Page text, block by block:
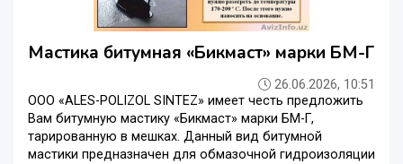
Мастика битумная «Бикмаст» марки БМ-Г
26.06.2026, 10:51
ООО «ALES-POLIZOL SINTEZ» имеет честь предложить
Вам битумную мастику «Бикмаст» марки БМ-Г,
тарированную в мешках. Данный вид битумной
мастики предназначен для обмазочной гидроизоляции